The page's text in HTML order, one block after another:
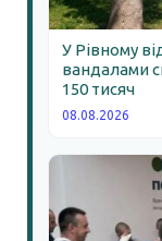
У Рівному
вандалами
150 тисяч
08.08.2026